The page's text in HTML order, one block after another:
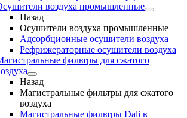
воздуха промышленные
Назад
Осушители воздуха промышленные
Адсорбционные осушители воздуха
Рефрижераторные осушители воздуха
фильтры для сжатого
Назад
Магистральные фильтры для сжатого
воздуха
Магистральные фильтры Dali в